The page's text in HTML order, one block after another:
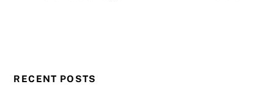
RECENT POSTS